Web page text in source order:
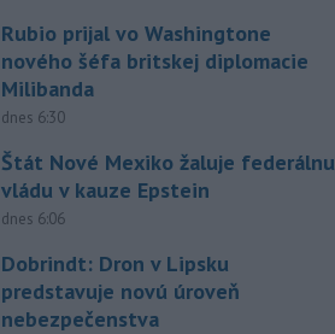
Rubio prijal vo Washingtone
nového šéfa britskej diplomacie
Milibanda
dnes 6:30
Štát Nové Mexiko žaluje federálnu
vládu v kauze Epstein
dnes 6:06
Dobrindt: Dron v Lipsku
predstavuje novú úroveň
nebezpečenstva